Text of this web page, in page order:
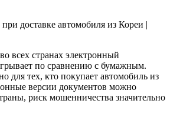
всех странах электронный
по сравнению с бумажным.
для тех, кто покупает автомобиль из
версии документов можно
риск мошенничества значительно